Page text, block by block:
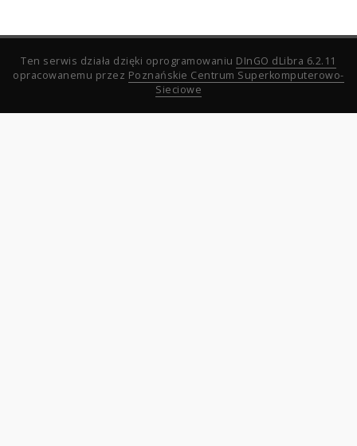
Ten serwis działa dzięki oprogramowaniu DInGO dLibra 6.2.11
opracowanemu przez Poznańskie Centrum Superkomputerowo-
Sieciowe